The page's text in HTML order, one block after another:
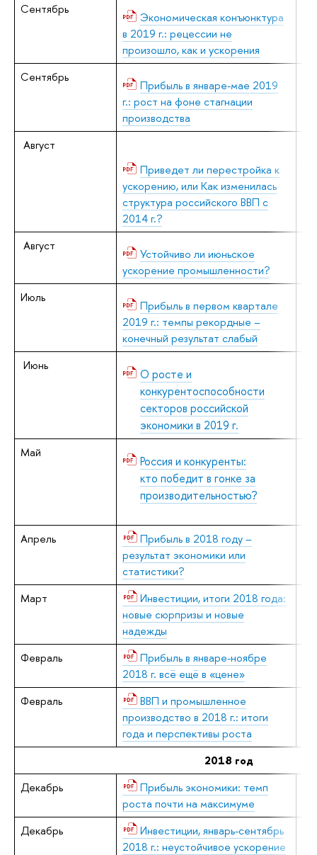
Сентябрь
Экономическая конъюнктура
в 2019 г.: рецессии не
произошло, как и ускорения
Сентябрь
Прибыль в январе-мае 2019
г.: рост на фоне стагнации
производства
Август
Приведет ли перестройка к
ускорению, или Как изменилась
структура российского ВВП с
2014 г.?
Август
Устойчиво ли июньское
ускорение промышленности?
Июль
Прибыль в первом квартале
2019 г.: темпы рекордные –
конечный результат слабый
Июнь
О росте и
конкурентоспособности
секторов российской
экономики в 2019 г.
Май
Россия и конкуренты:
кто победит в гонке за
производительностью?
Апрель
Прибыль в 2018 году –
результат экономики или
статистики?
Март
Инвестиции, итоги 2018 года:
новые сюрпризы и новые
надежды
Февраль
Прибыль в январе-ноябре
2018 г. всё ещё в «цене»
Февраль
ВВП и промышленное
производство в 2018 г.: итоги
года и перспективы роста
2018 год
Декабрь
Прибыль экономики: темп
роста почти на максимуме
Декабрь
Инвестиции, январь-сентябрь
2018 г.: неустойчивое ускорение